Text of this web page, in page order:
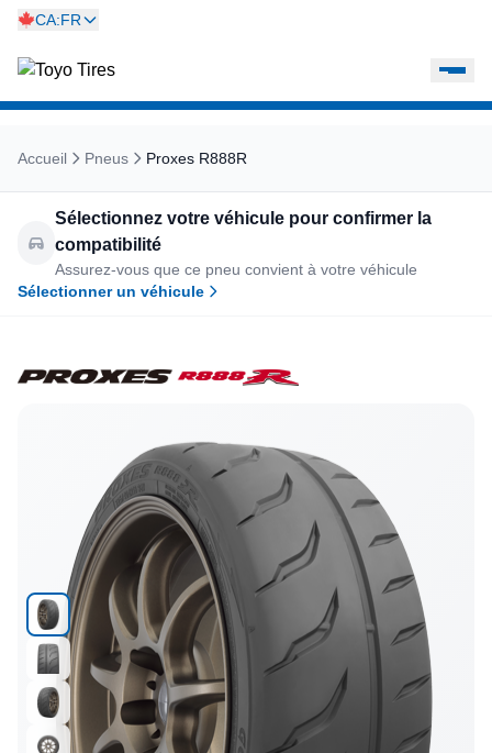
CA:FR
Accueil Pneus Proxes R888R
Sélectionnez votre véhicule pour confirmer la
compatibilité
Assurez-vous que ce pneu convient à votre véhicule
Sélectionner un véhicule